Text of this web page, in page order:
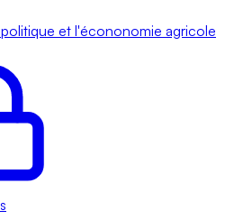
et l'écononomie agricole